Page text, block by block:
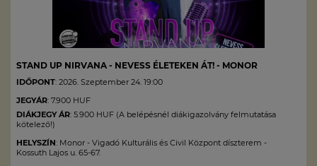
STAND UP NIRVANA - NEVESS ÉLETEKEN ÁT! - MONOR
IDŐPONT: 2026. Szeptember 24. 19:00
JEGYÁR: 7.900 HUF
DIÁKJEGY ÁR: 5.900 HUF (A belépésnél diákigazolvány felmutatása
kötelező!)
HELYSZÍN: Monor - Vigadó Kulturális és Civil Központ díszterem -
Kossuth Lajos u. 65-67.